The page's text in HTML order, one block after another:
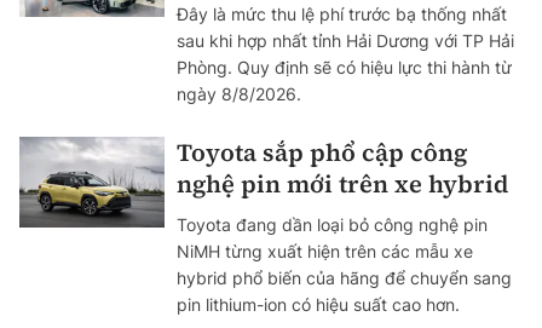
Đây là mức thu lệ phí trước bạ thống nhất
sau khi hợp nhất tỉnh Hải Dương với TP Hải
Phòng. Quy định sẽ có hiệu lực thi hành từ
ngày 8/8/2026.
Toyota sắp phổ cập công
nghệ pin mới trên xe hybrid
Toyota đang dần loại bỏ công nghệ pin
NiMH từng xuất hiện trên các mẫu xe
hybrid phổ biến của hãng để chuyển sang
pin lithium-ion có hiệu suất cao hơn.